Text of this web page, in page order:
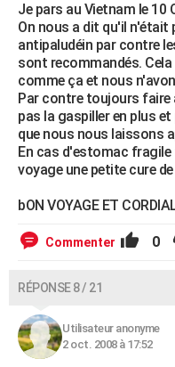
Je pars au Vietnam le 10
On nous a dit qu'il n'était
antipaludéin par contre
sont recommandés.
comme ça et nous
Par contre toujours faire
pas la gaspiller en plus
que nous nous laissons
En cas d'estomac
voyage une petite cure
bON VOYAGE ET
Commenter 0
RÉPONSE 8 / 21
Utilisateur anonyme
2 oct. 2008 à 17:52